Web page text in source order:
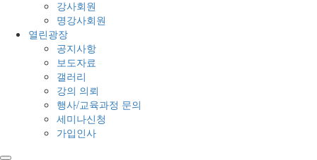
강사회원
명강사회원
열린광장
공지사항
보도자료
갤러리
강의 의뢰
행사/교육과정 문의
세미나신청
가입인사